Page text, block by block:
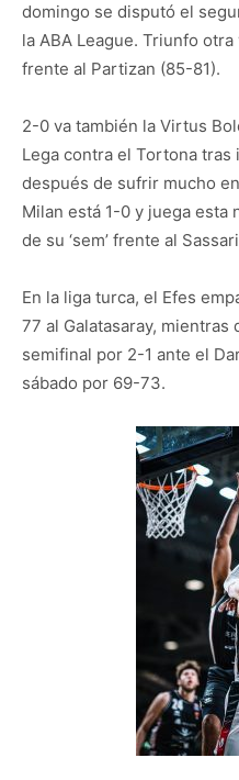
domingo se disputó el
la ABA League. Triunfo
frente al Partizan (85-81).
2-0 va también la Virtus
Lega contra el Tortona
después de sufrir mucho
Milan está 1-0 y juega
de su ‘sem’ frente al
En la liga turca, el Efes
77 al Galatasaray,
semifinal por 2-1 ante el
sábado por 69-73.